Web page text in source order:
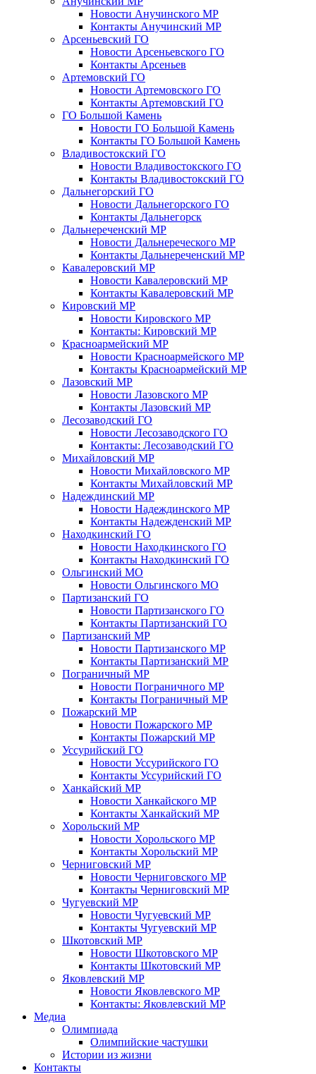
Новости Анучинского МР
Контакты Анучинский МР
Арсеньевский ГО
Новости Арсеньевского ГО
Контакты Арсеньев
Артемовский ГО
Новости Артемовского ГО
Контакты Артемовский ГО
ГО Большой Камень
Новости ГО Большой Камень
Контакты ГО Большой Камень
Владивостокский ГО
Новости Владивостокского ГО
Контакты Владивостокский ГО
Дальнегорский ГО
Новости Дальнегорского ГО
Контакты Дальнегорск
Дальнереченский МР
Новости Дальнереческого МР
Контакты Дальнереченский МР
Кавалеровский МР
Новости Кавалеровский МР
Контакты Кавалеровский МР
Кировский МР
Новости Кировского МР
Контакты: Кировский МР
Красноармейский МР
Новости Красноармейского МР
Контакты Красноармейский МР
Лазовский МР
Новости Лазовского МР
Контакты Лазовский МР
Лесозаводский ГО
Новости Лесозаводского ГО
Контакты: Лесозаводский ГО
Михайловский МР
Новости Михайловского МР
Контакты Михайловский МР
Надеждинский МР
Новости Надеждинского МР
Контакты Надежденский МР
Находкинский ГО
Новости Находкинского ГО
Контакты Находкинский ГО
Ольгинский МО
Новости Ольгинского МО
Партизанский ГО
Новости Партизанского ГО
Контакты Партизанский ГО
Партизанский МР
Новости Партизанского МР
Контакты Партизанский МР
Пограничный МР
Новости Пограничного МР
Контакты Пограничный МР
Пожарский МР
Новости Пожарского МР
Контакты Пожарский МР
Уссурийский ГО
Новости Уссурийского ГО
Контакты Уссурийский ГО
Ханкайский МР
Новости Ханкайского МР
Контакты Ханкайский МР
Хорольский МР
Новости Хорольского МР
Контакты Хорольский МР
Черниговский МР
Новости Черниговского МР
Контакты Черниговский МР
Чугуевский МР
Новости Чугуевский МР
Контакты Чугуевский МР
Шкотовский МР
Новости Шкотовского МР
Контакты Шкотовский МР
Яковлевский МР
Новости Яковлевского МР
Контакты: Яковлевский МР
Медиа
Олимпиада
Олимпийские частушки
Истории из жизни
Контакты